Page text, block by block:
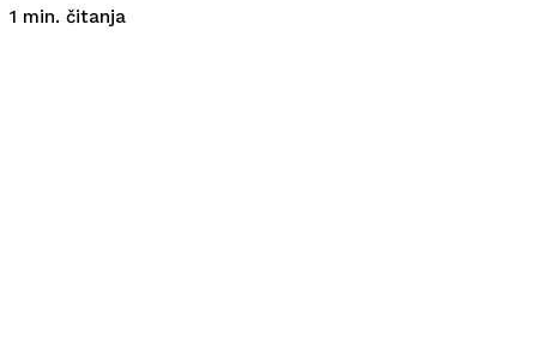
1 min. čitanja